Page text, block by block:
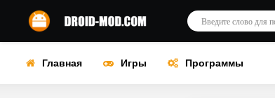
Главная Игры Программы